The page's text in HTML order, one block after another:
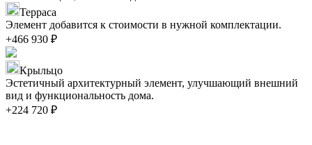
Терраса
Элемент добавится к стоимости в нужной комплектации.
+466 930 ₽
Крыльцо
Эстетичный архитектурный элемент, улучшающий внешний
вид и функциональность дома.
+224 720 ₽